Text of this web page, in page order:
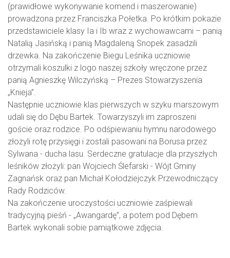
(prawidłowe wykonywanie komend i maszerowanie)
prowadzona przez Franciszka Połetka. Po krótkim pokazie
przedstawiciele klasy Ia i Ib wraz z wychowawcami – panią
Natalią Jasińską i panią Magdaleną Snopek zasadzili
drzewka. Na zakończenie Biegu Leśnika uczniowie
otrzymali koszulki z logo naszej szkoły wręczone przez
panią Agnieszkę Wilczyńską – Prezes Stowarzyszenia
„Knieja”.
Następnie uczniowie klas pierwszych w szyku marszowym
udali się do Dębu Bartek. Towarzyszyli im zaproszeni
goście oraz rodzice. Po odśpiewaniu hymnu narodowego
złożyli rotę przysięgi i zostali pasowani na Borusa przez
Sylwana - ducha lasu. Serdeczne gratulacje dla przyszłych
leśników złożyli: pan Wojciech Ślefarski - Wójt Gminy
Zagnańsk oraz pan Michał Kołodziejczyk Przewodniczący
Rady Rodziców.
Na zakończenie uroczystości uczniowie zaśpiewali
tradycyjną pieśń - „Awangardę”, a potem pod Dębem
Bartek wykonali sobie pamiątkowe zdjęcia.